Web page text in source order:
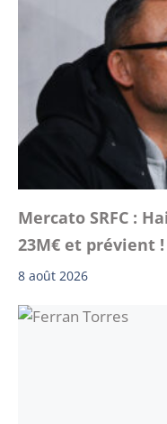
Mercato SRFC :
23M€ et prévient !
8 août 2026